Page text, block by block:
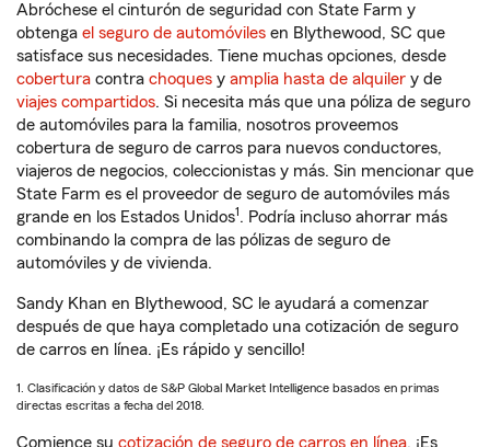
Abróchese el cinturón de seguridad con State Farm y
obtenga el seguro de automóviles en Blythewood, SC que
satisface sus necesidades. Tiene muchas opciones, desde
cobertura contra choques y amplia hasta de alquiler y de
viajes compartidos. Si necesita más que una póliza de seguro
de automóviles para la familia, nosotros proveemos
cobertura de seguro de carros para nuevos conductores,
viajeros de negocios, coleccionistas y más. Sin mencionar que
State Farm es el proveedor de seguro de automóviles más
grande en los Estados Unidos1. Podría incluso ahorrar más
combinando la compra de las pólizas de seguro de
automóviles y de vivienda.
Sandy Khan en Blythewood, SC le ayudará a comenzar
después de que haya completado una cotización de seguro
de carros en línea. ¡Es rápido y sencillo!
1. Clasificación y datos de S&P Global Market Intelligence basados en primas
directas escritas a fecha del 2018.
Comience su cotización de seguro de carros en línea. ¡Es